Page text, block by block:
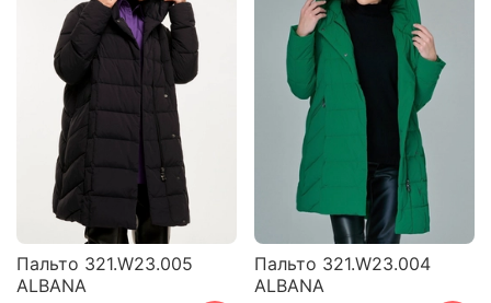
Пальто 321.W23.005
ALBANA
Пальто 321.W23.004
ALBANA